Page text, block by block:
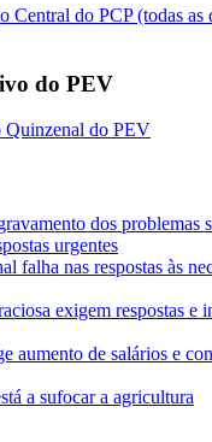
do PEV
dos problemas
urgentes
falha nas respostas às
exigem respostas e
aumento de salários e
a sufocar a agricultura